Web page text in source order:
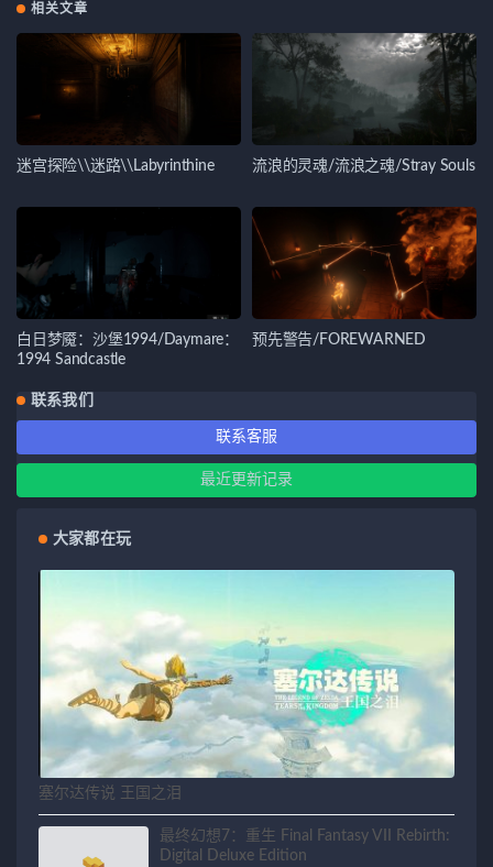
相关文章
迷宫探险\\迷路\\Labyrinthine 流浪的灵魂/流浪之魂/Stray Souls
白日梦魇：沙堡1994/Daymare：
1994 Sandcastle
预先警告/FOREWARNED
联系我们
联系客服
最近更新记录
大家都在玩
塞尔达传说 王国之泪
最终幻想7：重生 Final Fantasy VII Rebirth:
Digital Deluxe Edition